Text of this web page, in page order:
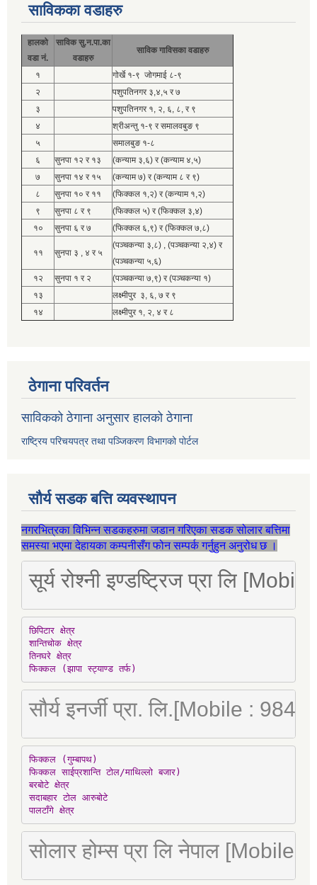
साविकका वडाहरु
हालको
वडा नं.
साविक सु.न.पा.का
वडाहरु
साविक गाविसका वडाहरु
१
गोर्खे १-९ जोगमाई ८-९
२
पशुपतिनगर ३,४,५ र ७
३
पशुपतिनगर १, २, ६, ८, र ९
४
श्रीअन्तु १-९ र समालवबुङ ९
५
समालबुङ १-८
६
सुनपा १२ र १३
(कन्याम ३,६) र (कन्याम ४,५)
७
सुनपा १४ र १५
(कन्याम ७) र (कन्याम ८ र ९)
८
सुनपा १० र ११
(फिक्कल १,२) र (कन्याम १,२)
९
सुनपा ८ र ९
(फिक्कल ५) र (फिक्कल ३,४)
१०
सुनपा ६ र ७ (फिक्कल ६,९) र (फिक्कल ७,८)
११ सुनपा ३ , ४ र ५
(पञ्चकन्या ३,८) , (पञ्चकन्या २,४) र
(पञ्चकन्या ५,६)
१२
सुनपा १ र २
(पञ्चकन्या ७,९) र (पञ्चकन्या १)
१३
लक्ष्मीपुर ३, ६, ७ र ९
१४
लक्ष्मीपुर १, २, ४ र ८
ठेगाना परिवर्तन
साविकको ठेगाना अनुसार हालको ठेगाना
राष्ट्रिय परिचयपत्र तथा पञ्जिकरण विभागको पोर्टल
सौर्य सडक बत्ति व्यवस्थापन
नगरभित्रका विभिन्न सडकहरुमा जडान गरिएका सडक सोलार बत्तिमा
समस्या भएमा देहायका कम्पनीसँग फोन सम्पर्क गर्नुहुन अनुरोध छ ।
सूर्य रोश्नी इण्डष्ट्रिज प्रा लि
छिपिटार क्षेत्र
शान्तिचोक क्षेत्र
तिनघरे क्षेत्र
फिक्कल (झापा स्ट्याण्ड तर्फ)
सौर्य इनर्जी प्रा. लि.[Mobile :
फिक्कल (गुम्बापथ)
फिक्कल साईप्रशान्ति टोल/माथिल्लो बजार)
बरबोटे क्षेत्र
सदाबहार टोल आरुबोटे
पालटाँगे क्षेत्र
सोलार होम्स प्रा लि नेपाल [Mobile